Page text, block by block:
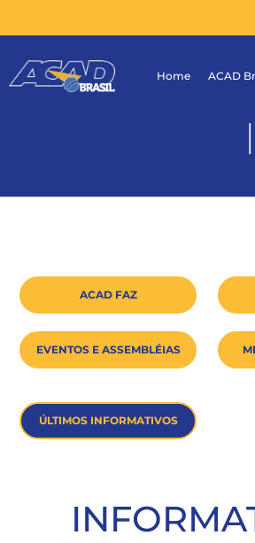
Home ACAD
ACAD FAZ
EVENTOS E ASSEMBLÉIAS
ÚLTIMOS INFORMATIVOS